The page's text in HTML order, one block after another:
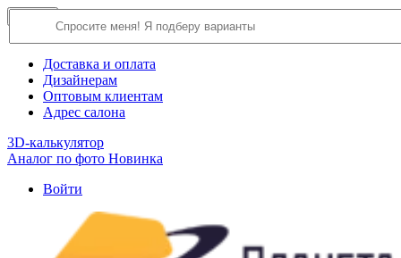
О компании
Доставка и оплата
Дизайнерам
Оптовым клиентам
Адрес салона
3D-калькулятор
Аналог по фото Новинка
Войти